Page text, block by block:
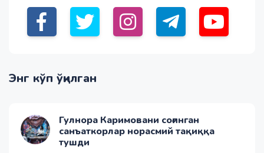
Энг кўп ўқилган
Гулнора Каримовани соғинган
санъаткорлар норасмий тақиққа
тушди